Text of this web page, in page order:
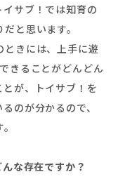
サブ！では知育の
と思います。
ときには、上手に遊
きることがどんどん
が、トイサブ！を
のが分かるので、
んな存在ですか？